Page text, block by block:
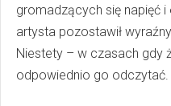
gromadzących się napięć
artysta pozostawił
Niestety – w czasach gdy
odpowiednio go odczytać.